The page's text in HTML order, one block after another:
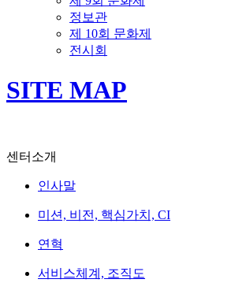
정보관
제 10회 문화제
전시회
SITE MAP
센터소개
인사말
미션, 비전, 핵심가치, CI
연혁
서비스체계, 조직도